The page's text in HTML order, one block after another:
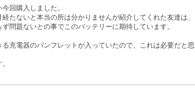
回購入しました。
たないと本当の所は分かりませんが紹介してくれた友達は、
問題ないとの事でこのバッテリーに期待しています。
充電器のパンフレットが入っていたので、これは必要だと思